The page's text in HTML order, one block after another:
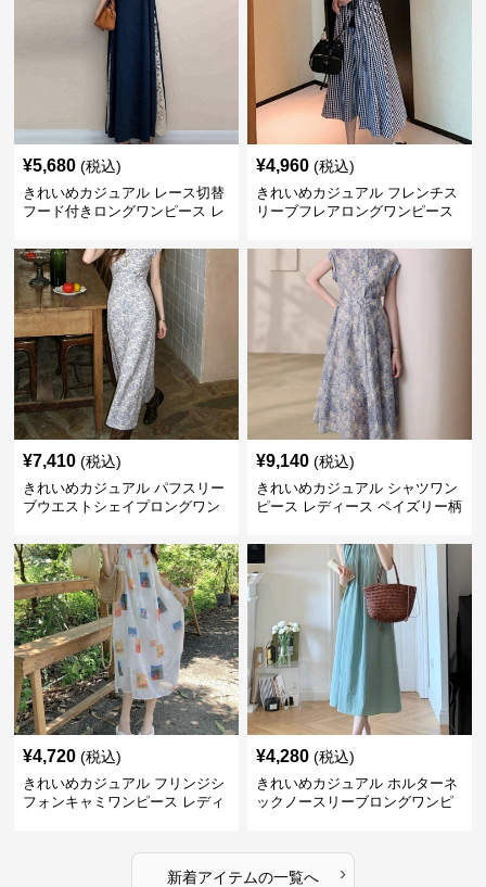
¥5,680 (税込)
きれいめカジュアル レース切替
フード付きロングワンピース レ
大人ナチュラル 夏コーデ
¥4,960 (税込)
きれいめカジュアル フレンチス
リーブフレアロングワンピース
人ナチュラル ゆったり大きいサ
イズ 夏ワンピ
¥7,410 (税込)
きれいめカジュアル パフスリー
ブウエストシェイプロングワン
ブルー花柄 レトロ夏ワンピ
¥9,140 (税込)
きれいめカジュアル シャツワン
ピース レディース ペイズリー柄
レンチ風 大人ナチュラル
¥4,720 (税込)
きれいめカジュアル フリンジシ
フォンキャミワンピース レディ
¥4,280 (税込)
きれいめカジュアル ホルターネ
ックノースリーブロングワンピ
チ風 夏 大人フェミニン
新着アイテムの一覧へ ›